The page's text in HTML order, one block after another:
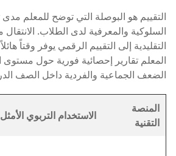
التقييم هو البوصلة التي توضح للمعلم
السلوكية والمعرفية لدى الطلاب. الانتقال
التقليدية إلى التقييم الرقمي يوفر وقتاً
المعلم تقارير إحصائية فورية حول
الضعف الجماعية والفردية داخل الصف
المنصة
التقنية
الاستخدام التربوي الأمثل